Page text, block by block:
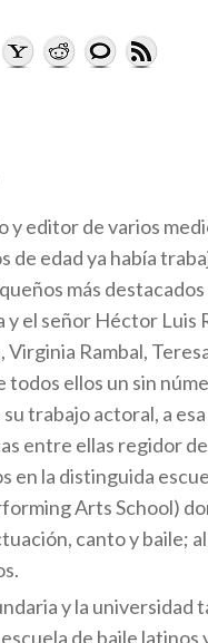
editor de varios
de edad ya había
más
y el señor Héctor
Virginia Rambal,
ellos un sin
trabajo actoral, a
entre ellas regidor
en la distinguida
Arts School)
canto y baile;
y la universidad
de baile